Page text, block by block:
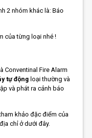
2 nhóm khác là: Báo
của từng loại nhé !
Conventinal Fire Alarm
tự động loại thường và
và phát ra cảnh báo
khảo đặc điểm của
chỉ ở dưới đây.